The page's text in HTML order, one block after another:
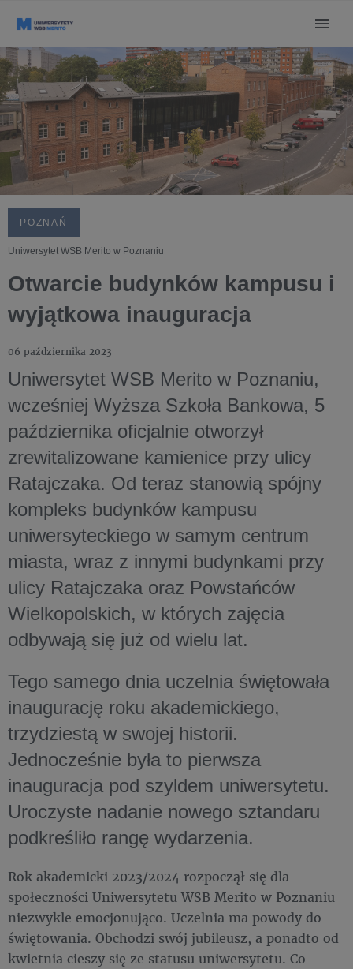
POZNAŃ
Uniwersytet WSB Merito w Poznaniu
Otwarcie budynków kampusu i
wyjątkowa inauguracja
06 października 2023
Uniwersytet WSB Merito w Poznaniu,
wcześniej Wyższa Szkoła Bankowa, 5
października oficjalnie otworzył
zrewitalizowane kamienice przy ulicy
Ratajczaka. Od teraz stanowią spójny
kompleks budynków kampusu
uniwersyteckiego w samym centrum
miasta, wraz z innymi budynkami przy
ulicy Ratajczaka oraz Powstańców
Wielkopolskich, w których zajęcia
odbywają się już od wielu lat.
Tego samego dnia uczelnia świętowała
inaugurację roku akademickiego,
trzydziestą w swojej historii.
Jednocześnie była to pierwsza
inauguracja pod szyldem uniwersytetu.
Uroczyste nadanie nowego sztandaru
podkreśliło rangę wydarzenia.
Rok akademicki 2023/2024 rozpoczął się dla
społeczności Uniwersytetu WSB Merito w Poznaniu
niezwykle emocjonująco. Uczelnia ma powody do
świętowania. Obchodzi swój jubileusz, a ponadto od
kwietnia cieszy się ze statusu uniwersytetu. Co